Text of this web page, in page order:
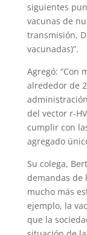
siguientes
vacunas de
transmisión,
vacunadas)”.
Agregó: “Con
alrededor de
del vector r-
cumplir con
agregado
Su colega,
demandas de
mucho más
ejemplo, la
que la